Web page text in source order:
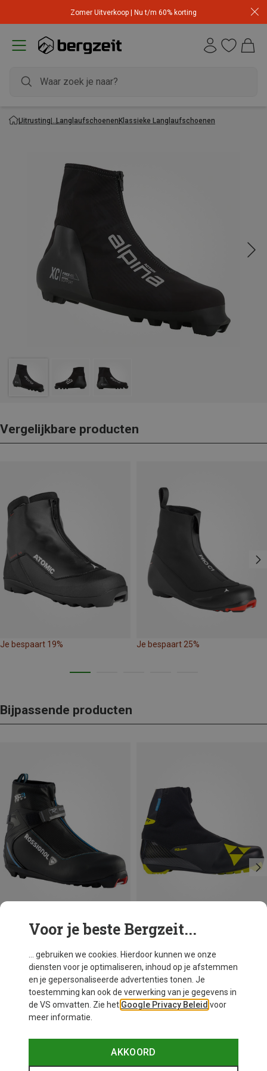
Zomer Uitverkoop | Nu t/m 60% korting
Uitrusting LanglaufschoenenKlassieke Langlaufschoenen
Vergelijkbare producten
Je bespaart 19% Je bespaart 25%
Bijpassende producten
Je bespaart tot 53% Je bespaart 62%
Voor je beste Bergzeit...
... gebruiken we cookies. Hierdoor kunnen we onze
diensten voor je optimaliseren, inhoud op je afstemmen
en je gepersonaliseerde advertenties tonen. Je
toestemming kan ook de verwerking van je gegevens in
de VS omvatten. Zie het Google Privacy Beleid voor
meer informatie.
AKKOORD